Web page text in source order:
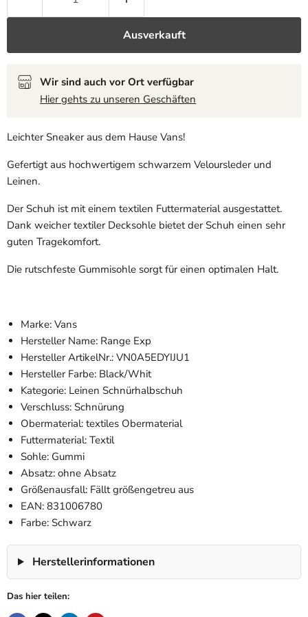
Ausverkauft
Wir sind auch vor Ort verfügbar
Hier gehts zu unseren Geschäften
Leichter Sneaker aus dem Hause Vans!
Gefertigt aus hochwertigem schwarzem Veloursleder und
Leinen.
Der Schuh ist mit einem textilen Futtermaterial ausgestattet.
Dank weicher textiler Decksohle bietet der Schuh einen sehr
guten Tragekomfort.
Die rutschfeste Gummisohle sorgt für einen optimalen Halt.
Marke: Vans
Hersteller Name: Range Exp
Hersteller ArtikelNr.: VN0A5EDYIJU1
Hersteller Farbe: Black/Whit
Kategorie: Leinen Schnürhalbschuh
Verschluss: Schnürung
Obermaterial: textiles Obermaterial
Futtermaterial: Textil
Sohle: Gummi
Absatz: ohne Absatz
Größenausfall: Fällt größengetreu aus
EAN: 831006780
Farbe: Schwarz
Herstellerinformationen
Das hier teilen: